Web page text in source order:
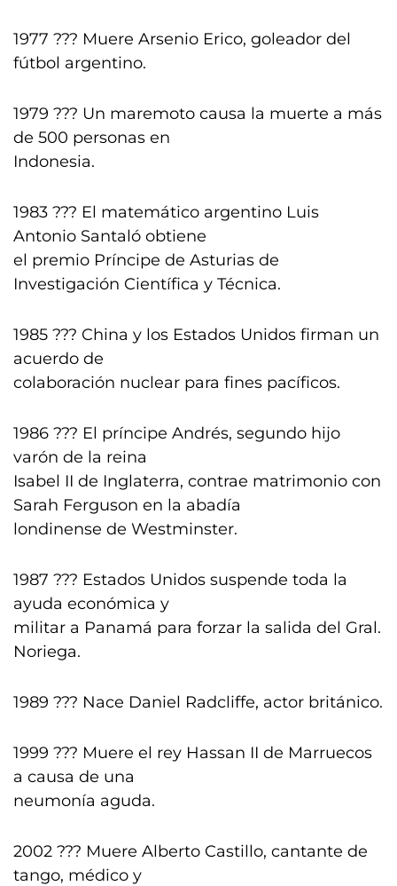
1977 ??? Muere Arsenio Erico, goleador del
fútbol argentino.
1979 ??? Un maremoto causa la muerte a más
de 500 personas en
Indonesia.
1983 ??? El matemático argentino Luis
Antonio Santaló obtiene
el premio Príncipe de Asturias de
Investigación Científica y Técnica.
1985 ??? China y los Estados Unidos firman un
acuerdo de
colaboración nuclear para fines pacíficos.
1986 ??? El príncipe Andrés, segundo hijo
varón de la reina
Isabel II de Inglaterra, contrae matrimonio con
Sarah Ferguson en la abadía
londinense de Westminster.
1987 ??? Estados Unidos suspende toda la
ayuda económica y
militar a Panamá para forzar la salida del Gral.
Noriega.
1989 ??? Nace Daniel Radcliffe, actor británico.
1999 ??? Muere el rey Hassan II de Marruecos
a causa de una
neumonía aguda.
2002 ??? Muere Alberto Castillo, cantante de
tango, médico y